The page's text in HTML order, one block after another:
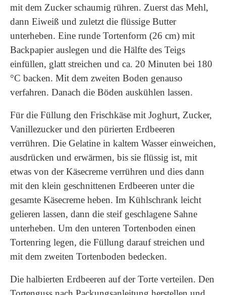
mit dem Zucker schaumig rühren. Zuerst das Mehl,
dann Eiweiß und zuletzt die flüssige Butter
unterheben. Eine runde Tortenform (26 cm) mit
Backpapier auslegen und die Hälfte des Teigs
einfüllen, glatt streichen und ca. 20 Minuten bei 180
°C backen. Mit dem zweiten Boden genauso
verfahren. Danach die Böden auskühlen lassen.
Für die Füllung den Frischkäse mit Joghurt, Zucker,
Vanillezucker und den pürierten Erdbeeren
verrühren. Die Gelatine in kaltem Wasser einweichen,
ausdrücken und erwärmen, bis sie flüssig ist, mit
etwas von der Käsecreme verrühren und dies dann
mit den klein geschnittenen Erdbeeren unter die
gesamte Käsecreme heben. Im Kühlschrank leicht
gelieren lassen, dann die steif geschlagene Sahne
unterheben. Um den unteren Tortenboden einen
Tortenring legen, die Füllung darauf streichen und
mit dem zweiten Tortenboden bedecken.
Die halbierten Erdbeeren auf der Torte verteilen. Den